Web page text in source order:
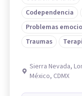
Codependencia
Problemas
Traumas
Sierra Nevada,
México, CDMX